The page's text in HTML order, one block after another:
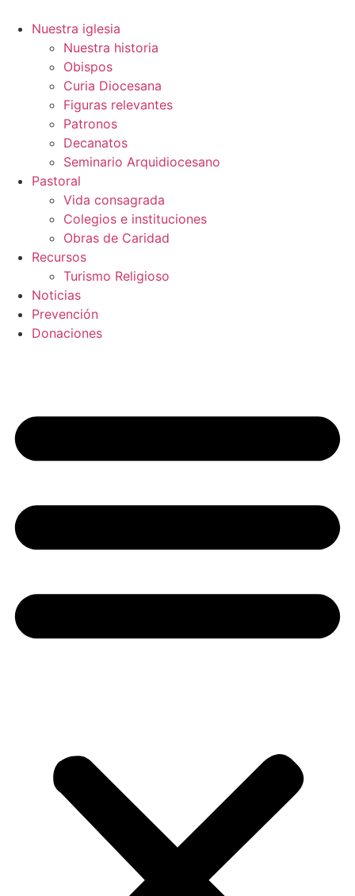
contenido
Nuestra iglesia
Nuestra historia
Obispos
Curia Diocesana
Figuras relevantes
Patronos
Decanatos
Seminario Arquidiocesano
Pastoral
Vida consagrada
Colegios e instituciones
Obras de Caridad
Recursos
Turismo Religioso
Noticias
Prevención
Donaciones